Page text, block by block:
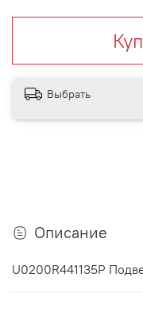
Выбрать
Описание
U0200R441135P